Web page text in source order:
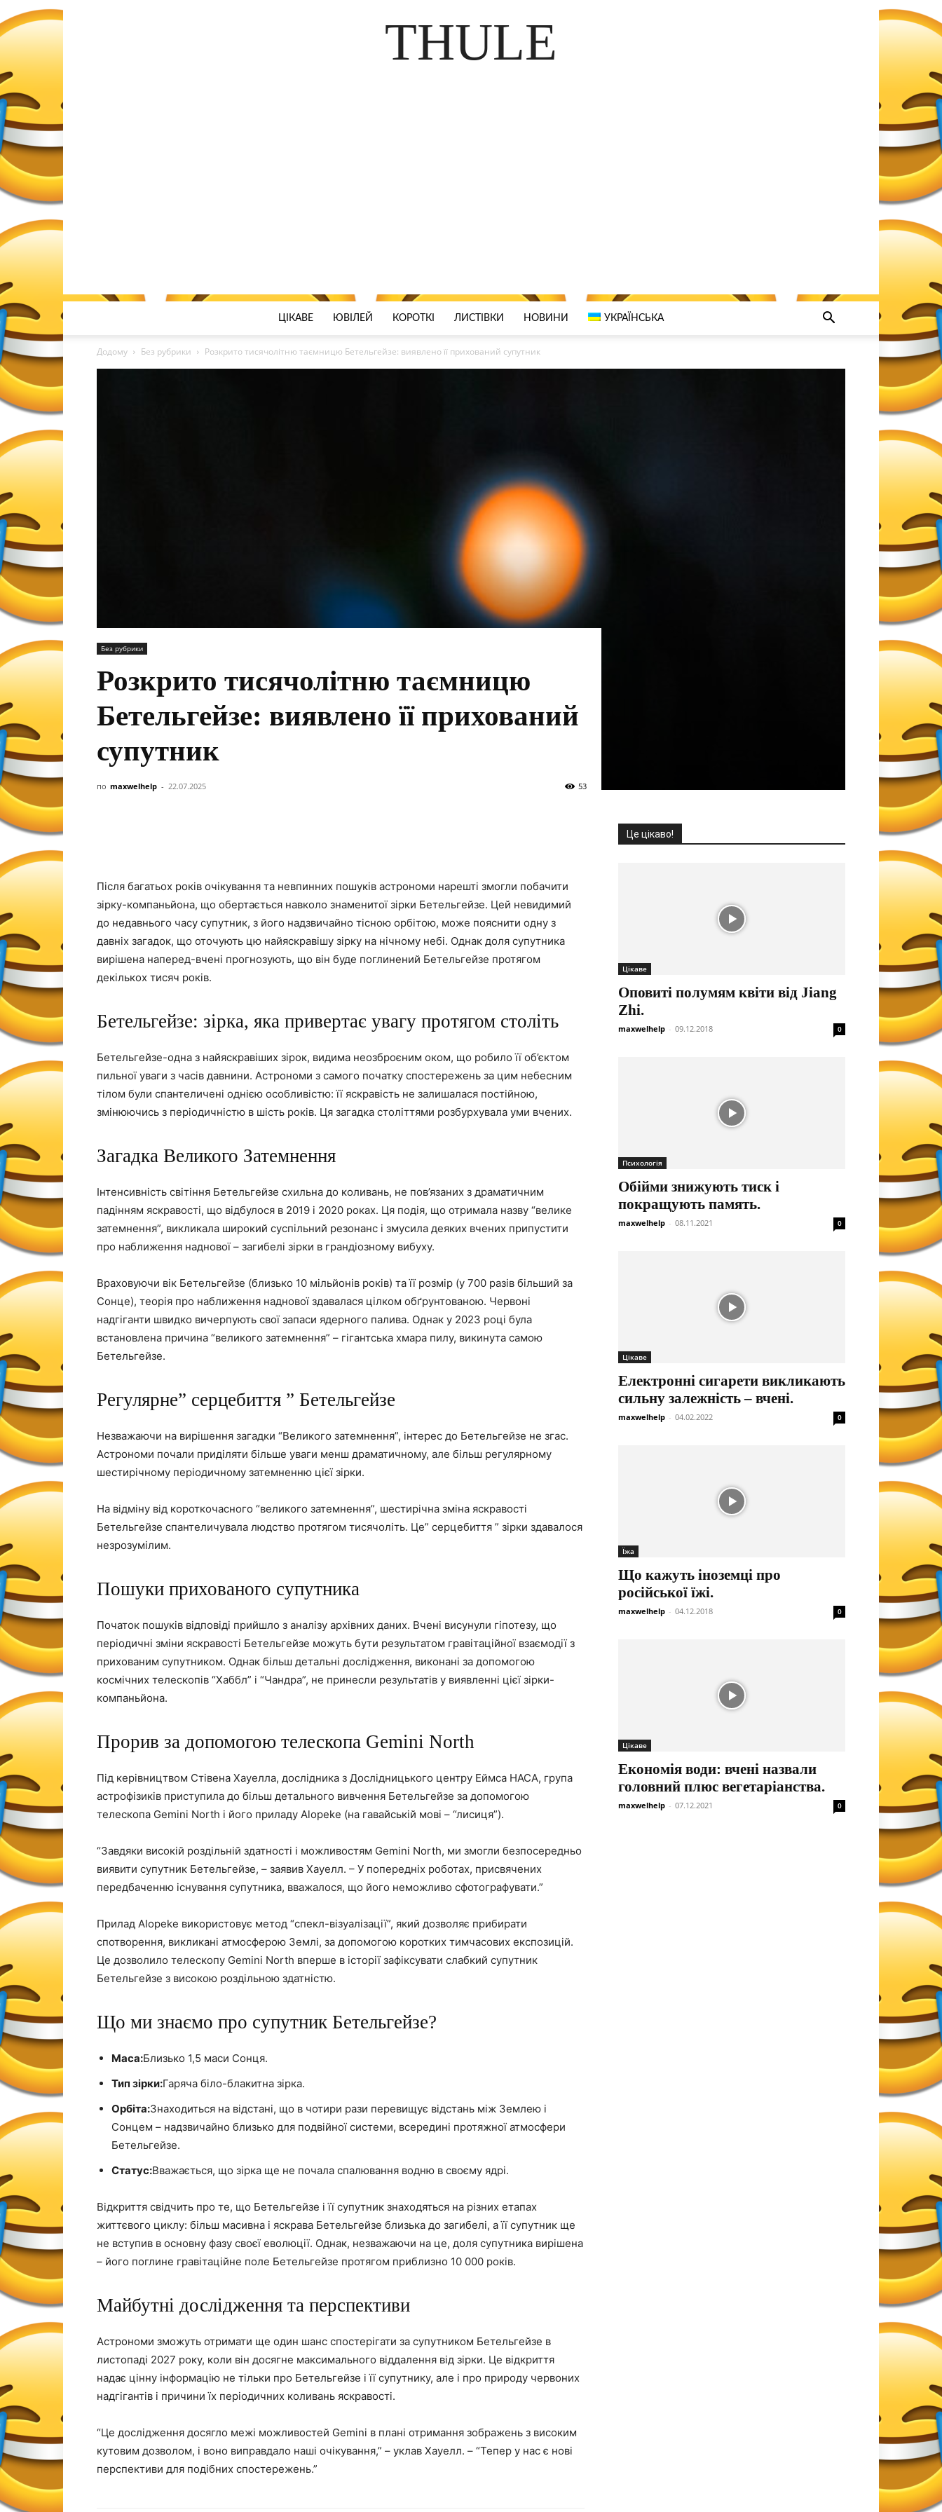
THULE
ЦІКАВЕ ЮВІЛЕЙ КОРОТКІ ЛИСТІВКИ НОВИНИ УКРАЇНСЬКА
Додому Без рубрики Розкрито тисячолітню таємницю Бетельгейзе: виявлено її прихований супутник
Без рубрики
Розкрито тисячолітню таємницю
Бетельгейзе: виявлено її прихований
супутник
по maxwelhelp - 22.07.2025 53
Після багатьох років очікування та невпинних пошуків астрономи нарешті змогли побачити
зірку-компаньйона, що обертається навколо знаменитої зірки Бетельгейзе. Цей невидимий
до недавнього часу супутник, з його надзвичайно тісною орбітою, може пояснити одну з
давніх загадок, що оточують цю найяскравішу зірку на нічному небі. Однак доля супутника
вирішена наперед-вчені прогнозують, що він буде поглинений Бетельгейзе протягом
декількох тисяч років.
Бетельгейзе: зірка, яка привертає увагу протягом століть
Бетельгейзе-одна з найяскравіших зірок, видима неозброєним оком, що робило її об’єктом
пильної уваги з часів давнини. Астрономи з самого початку спостережень за цим небесним
тілом були спантеличені однією особливістю: її яскравість не залишалася постійною,
змінюючись з періодичністю в шість років. Ця загадка століттями розбурхувала уми вчених.
Загадка Великого Затемнення
Інтенсивність світіння Бетельгейзе схильна до коливань, не пов’язаних з драматичним
падінням яскравості, що відбулося в 2019 і 2020 роках. Ця подія, що отримала назву “велике
затемнення”, викликала широкий суспільний резонанс і змусила деяких вчених припустити
про наближення наднової – загибелі зірки в грандіозному вибуху.
Враховуючи вік Бетельгейзе (близько 10 мільйонів років) та її розмір (у 700 разів більший за
Сонце), теорія про наближення наднової здавалася цілком обґрунтованою. Червоні
надгіганти швидко вичерпують свої запаси ядерного палива. Однак у 2023 році була
встановлена причина “великого затемнення” – гігантська хмара пилу, викинута самою
Бетельгейзе.
Регулярне” серцебиття ” Бетельгейзе
Незважаючи на вирішення загадки “Великого затемнення”, інтерес до Бетельгейзе не згас.
Астрономи почали приділяти більше уваги менш драматичному, але більш регулярному
шестирічному періодичному затемненню цієї зірки.
На відміну від короткочасного “великого затемнення”, шестирічна зміна яскравості
Бетельгейзе спантеличувала людство протягом тисячоліть. Це” серцебиття ” зірки здавалося
незрозумілим.
Пошуки прихованого супутника
Початок пошуків відповіді прийшло з аналізу архівних даних. Вчені висунули гіпотезу, що
періодичні зміни яскравості Бетельгейзе можуть бути результатом гравітаційної взаємодії з
прихованим супутником. Однак більш детальні дослідження, виконані за допомогою
космічних телескопів “Хаббл” і “Чандра”, не принесли результатів у виявленні цієї зірки-
компаньйона.
Прорив за допомогою телескопа Gemini North
Під керівництвом Стівена Хауелла, дослідника з Дослідницького центру Еймса НАСА, група
астрофізиків приступила до більш детального вивчення Бетельгейзе за допомогою
телескопа Gemini North і його приладу Alopeke (на гавайській мові – “лисиця”).
“Завдяки високій роздільній здатності і можливостям Gemini North, ми змогли безпосередньо
виявити супутник Бетельгейзе, – заявив Хауелл. – У попередніх роботах, присвячених
передбаченню існування супутника, вважалося, що його неможливо сфотографувати.”
Прилад Alopeke використовує метод “спекл-візуалізації”, який дозволяє прибирати
спотворення, викликані атмосферою Землі, за допомогою коротких тимчасових експозицій.
Це дозволило телескопу Gemini North вперше в історії зафіксувати слабкий супутник
Бетельгейзе з високою роздільною здатністю.
Що ми знаємо про супутник Бетельгейзе?
Маса:Близько 1,5 маси Сонця.
Тип зірки:Гаряча біло-блакитна зірка.
Орбіта:Знаходиться на відстані, що в чотири рази перевищує відстань між Землею і
Сонцем – надзвичайно близько для подвійної системи, всередині протяжної атмосфери
Бетельгейзе.
Статус:Вважається, що зірка ще не почала спалювання водню в своєму ядрі.
Відкриття свідчить про те, що Бетельгейзе і її супутник знаходяться на різних етапах
життєвого циклу: більш масивна і яскрава Бетельгейзе близька до загибелі, а її супутник ще
не вступив в основну фазу своєї еволюції. Однак, незважаючи на це, доля супутника вирішена
– його поглине гравітаційне поле Бетельгейзе протягом приблизно 10 000 років.
Майбутні дослідження та перспективи
Астрономи зможуть отримати ще один шанс спостерігати за супутником Бетельгейзе в
листопаді 2027 року, коли він досягне максимального віддалення від зірки. Це відкриття
надає цінну інформацію не тільки про Бетельгейзе і її супутнику, але і про природу червоних
надгігантів і причини їх періодичних коливань яскравості.
“Це дослідження досягло межі можливостей Gemini в плані отримання зображень з високим
кутовим дозволом, і воно виправдало наші очікування,” – уклав Хауелл. – “Тепер у нас є нові
перспективи для подібних спостережень.”
Це цікаво!
Цікаве
Оповиті полумям квіти від Jiang
Zhi.
maxwelhelp - 09.12.2018 0
Психологія
Обійми знижують тиск і
покращують память.
maxwelhelp - 08.11.2021 0
Цікаве
Електронні сигарети викликають
сильну залежність – вчені.
maxwelhelp - 04.02.2022 0
Їжа
Що кажуть іноземці про
російської їжі.
maxwelhelp - 04.12.2018 0
Цікаве
Економія води: вчені назвали
головний плюс вегетаріанства.
maxwelhelp - 07.12.2021 0